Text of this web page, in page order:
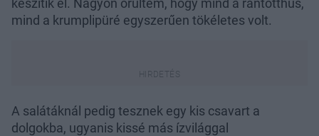
készítik el. Nagyon örültem, hogy mind a rántotthús,
mind a krumplipüré egyszerűen tökéletes volt.
A salátáknál pedig tesznek egy kis csavart a
dolgokba, ugyanis kissé más ízvilággal